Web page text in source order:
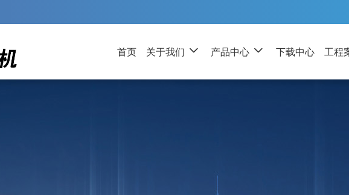
首页 关于我们 产品中心 下载中心 工程